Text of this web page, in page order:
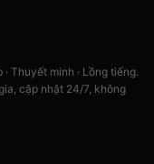
Thuyết minh · Lồng tiếng.
cập nhật 24/7, không